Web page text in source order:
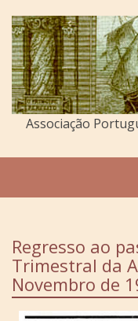
Associação
Regresso ao
Trimestral da
Novembro de